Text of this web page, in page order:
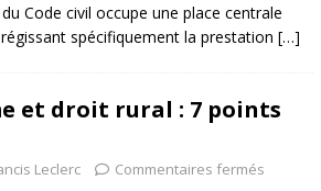
Code civil occupe une place centrale
spécifiquement la prestation […]
et droit rural : 7 points
Leclerc Commentaires fermés